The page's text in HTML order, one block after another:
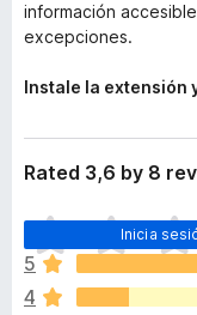
información
excepciones.
Instale la extensión
Rated 3,6 by 8
Inicia
T
o
d
a
5
4